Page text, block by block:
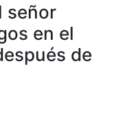
señor
en el
de